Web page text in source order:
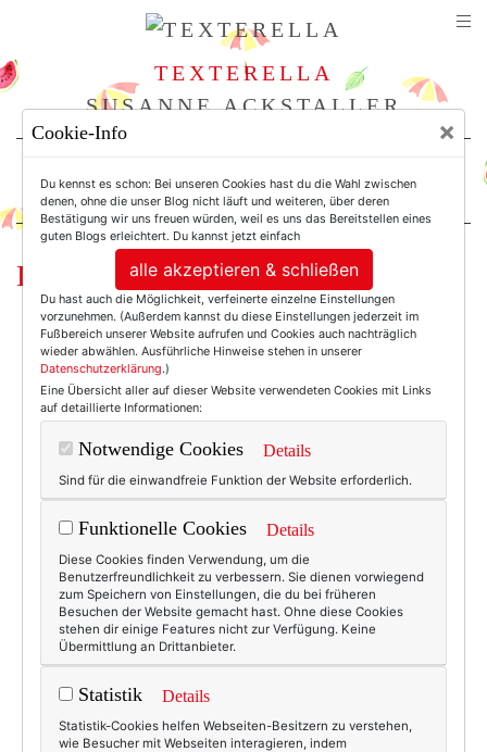
TEXTERELLA
SUSANNE ACKSTALLER
For Women. Not Girls.
Da und hach!
Cookie-Info ×
Du kennst es schon: Bei unseren Cookies hast du die Wahl zwischen
denen, ohne die unser Blog nicht läuft und weiteren, über deren
Bestätigung wir uns freuen würden, weil es uns das Bereitstellen eines
guten Blogs erleichtert. Du kannst jetzt einfach
alle akzeptieren & schließen
Du hast auch die Möglichkeit, verfeinerte einzelne Einstellungen
vorzunehmen. (Außerdem kannst du diese Einstellungen jederzeit im
Fußbereich unserer Website aufrufen und Cookies auch nachträglich
wieder abwählen. Ausführliche Hinweise stehen in unserer
Datenschutzerklärung.)
Eine Übersicht aller auf dieser Website verwendeten Cookies mit Links
auf detaillierte Informationen:
Notwendige Cookies Details
Sind für die einwandfreie Funktion der Website erforderlich.
Funktionelle Cookies Details
Diese Cookies finden Verwendung, um die
Benutzerfreundlichkeit zu verbessern. Sie dienen vorwiegend
zum Speichern von Einstellungen, die du bei früheren
Besuchen der Website gemacht hast. Ohne diese Cookies
stehen dir einige Features nicht zur Verfügung. Keine
Übermittlung an Drittanbieter.
Statistik Details
Statistik-Cookies helfen Webseiten-Besitzern zu verstehen,
wie Besucher mit Webseiten interagieren, indem